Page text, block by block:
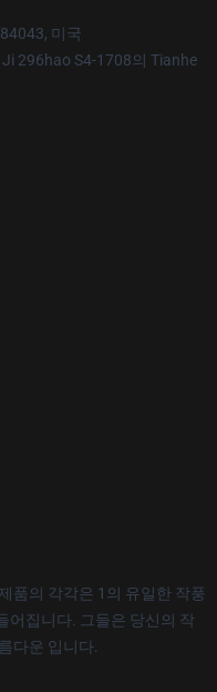
미국
296hao S4-1708의 Tianhe
품의 각각은 1의 유일한 작풍
어집니다. 그들은 당신의 작
다운 입니다.